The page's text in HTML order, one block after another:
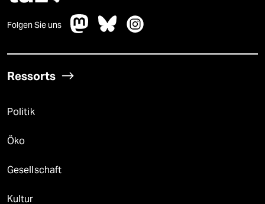
Folgen Sie uns
Ressorts
Politik
Öko
Gesellschaft
Kultur